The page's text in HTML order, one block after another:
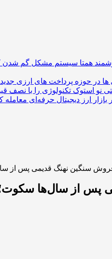
ها در حوزه پرداخت های ارزی
نو استوک
سنگین نهنگ قدیمی پس از
از سال‌ها سکوت؛